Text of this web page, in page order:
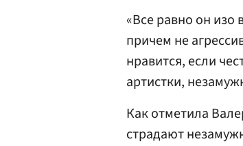
«Все равно он изо
причем не
нравится, если
артистки,
Как отметила
страдают